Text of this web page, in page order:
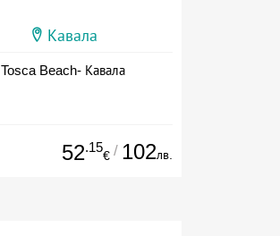
Кавала
Tosca Beach- Кавала
52.15
€ / 102лв.